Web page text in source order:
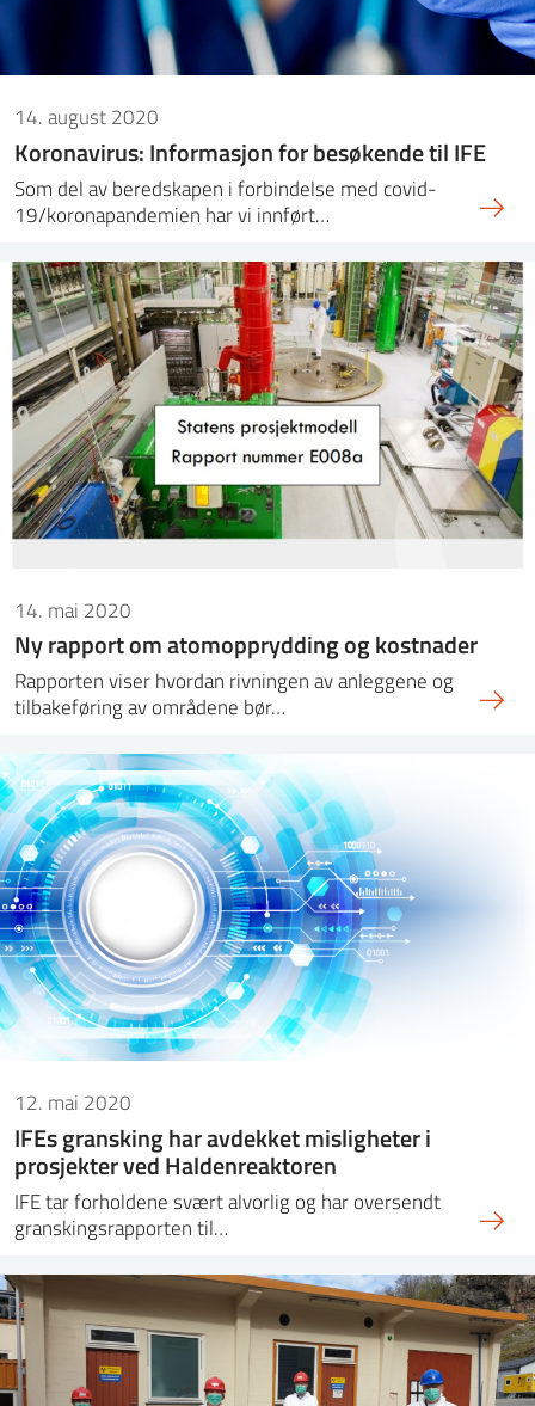
14. august 2020
Koronavirus: Informasjon for besøkende til IFE
Som del av beredskapen i forbindelse med covid-
19/koronapandemien har vi innført…
14. mai 2020
Ny rapport om atomopprydding og kostnader
Rapporten viser hvordan rivningen av anleggene og
tilbakeføring av områdene bør…
12. mai 2020
IFEs gransking har avdekket misligheter i
prosjekter ved Haldenreaktoren
IFE tar forholdene svært alvorlig og har oversendt
granskingsrapporten til…